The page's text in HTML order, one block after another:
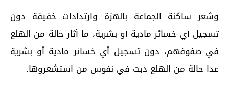
وشعر ساكنة الجماعة بالهزة وارتدادات خفيفة دون
تسجيل أي خسائر مادية أو بشرية، ما أثار حالة من الهلع
في صفوفهم، دون تسجيل أي خسائر مادية أو بشرية
عدا حالة من الهلع دبت في نفوس من استشعروها.